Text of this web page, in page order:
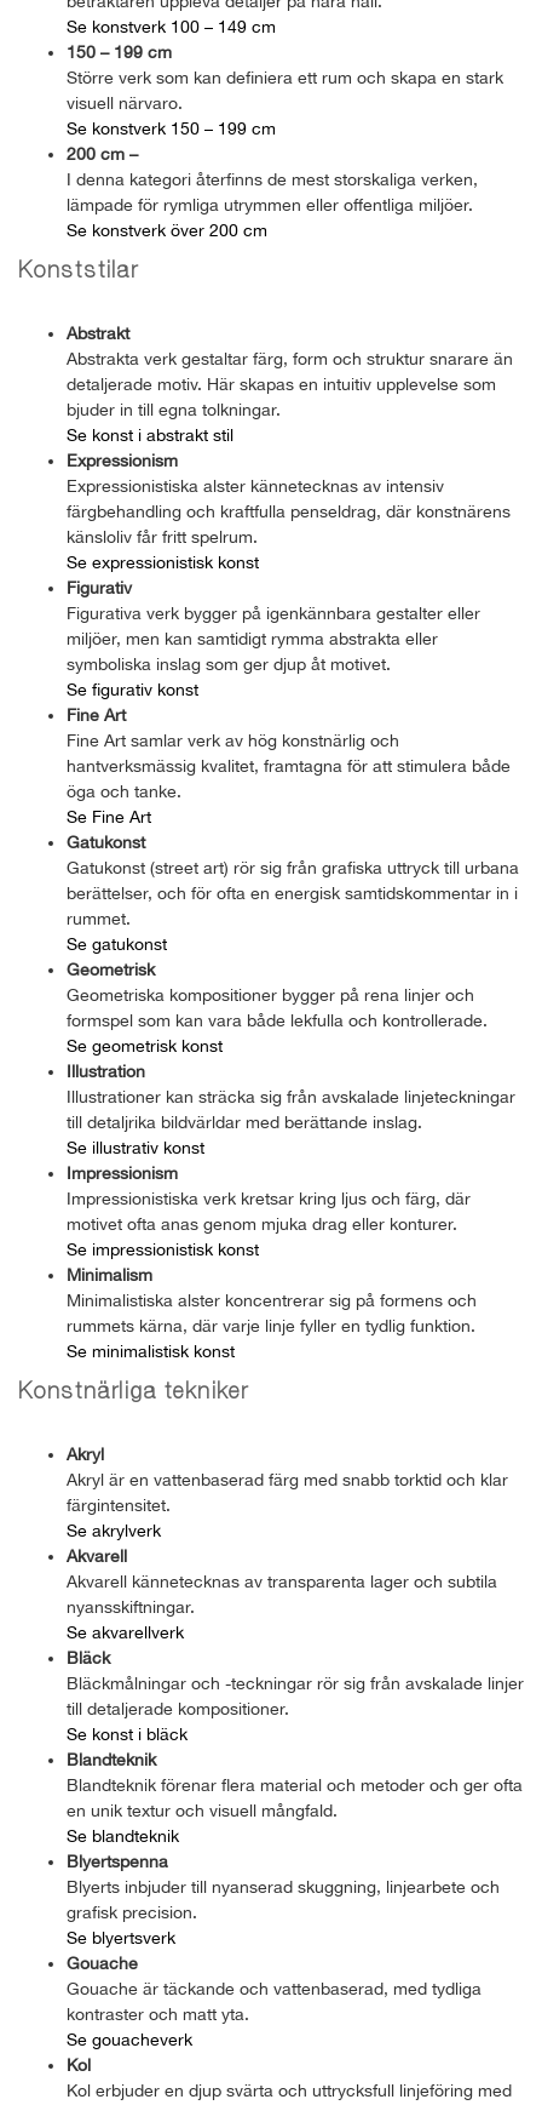
Se konstverk 100 – 149 cm
150 – 199 cm
Större verk som kan definiera ett rum och skapa en stark
visuell närvaro.
Se konstverk 150 – 199 cm
200 cm –
I denna kategori återfinns de mest storskaliga verken,
lämpade för rymliga utrymmen eller offentliga miljöer.
Se konstverk över 200 cm
Konststilar
Abstrakt
Abstrakta verk gestaltar färg, form och struktur snarare än
detaljerade motiv. Här skapas en intuitiv upplevelse som
bjuder in till egna tolkningar.
Se konst i abstrakt stil
Expressionism
Expressionistiska alster kännetecknas av intensiv
färgbehandling och kraftfulla penseldrag, där konstnärens
känsloliv får fritt spelrum.
Se expressionistisk konst
Figurativ
Figurativa verk bygger på igenkännbara gestalter eller
miljöer, men kan samtidigt rymma abstrakta eller
symboliska inslag som ger djup åt motivet.
Se figurativ konst
Fine Art
Fine Art samlar verk av hög konstnärlig och
hantverksmässig kvalitet, framtagna för att stimulera både
öga och tanke.
Se Fine Art
Gatukonst
Gatukonst (street art) rör sig från grafiska uttryck till urbana
berättelser, och för ofta en energisk samtidskommentar in i
rummet.
Se gatukonst
Geometrisk
Geometriska kompositioner bygger på rena linjer och
formspel som kan vara både lekfulla och kontrollerade.
Se geometrisk konst
Illustration
Illustrationer kan sträcka sig från avskalade linjeteckningar
till detaljrika bildvärldar med berättande inslag.
Se illustrativ konst
Impressionism
Impressionistiska verk kretsar kring ljus och färg, där
motivet ofta anas genom mjuka drag eller konturer.
Se impressionistisk konst
Minimalism
Minimalistiska alster koncentrerar sig på formens och
rummets kärna, där varje linje fyller en tydlig funktion.
Se minimalistisk konst
Konstnärliga tekniker
Akryl
Akryl är en vattenbaserad färg med snabb torktid och klar
färgintensitet.
Se akrylverk
Akvarell
Akvarell kännetecknas av transparenta lager och subtila
nyansskiftningar.
Se akvarellverk
Bläck
Bläckmålningar och -teckningar rör sig från avskalade linjer
till detaljerade kompositioner.
Se konst i bläck
Blandteknik
Blandteknik förenar flera material och metoder och ger ofta
en unik textur och visuell mångfald.
Se blandteknik
Blyertspenna
Blyerts inbjuder till nyanserad skuggning, linjearbete och
grafisk precision.
Se blyertsverk
Gouache
Gouache är täckande och vattenbaserad, med tydliga
kontraster och matt yta.
Se gouacheverk
Kol
Kol erbjuder en djup svärta och uttrycksfull linjeföring med